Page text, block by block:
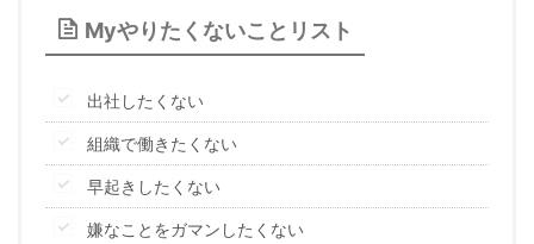
Myやりたくないことリスト
出社したくない
組織で働きたくない
早起きしたくない
嫌なことをガマンしたくない